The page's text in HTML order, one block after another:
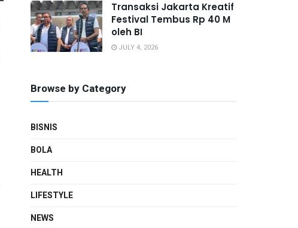
Transaksi Jakarta Kreatif
Festival Tembus Rp 40 M
oleh BI
JULY 4, 2026
Browse by Category
BISNIS
BOLA
HEALTH
LIFESTYLE
NEWS